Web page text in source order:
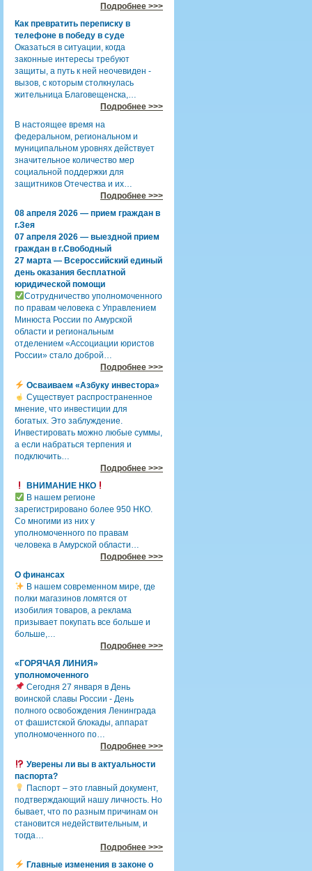
Подробнее >>>
Как превратить переписку в
телефоне в победу в суде
Оказаться в ситуации, когда
законные интересы требуют
защиты, а путь к ней неочевиден -
вызов, с которым столкнулась
жительница Благовещенска,…
Подробнее >>>
В настоящее время на
федеральном, региональном и
муниципальном уровнях действует
значительное количество мер
социальной поддержки для
защитников Отечества и их…
Подробнее >>>
08 апреля 2026 — прием граждан в
г.Зея
07 апреля 2026 — выездной прием
граждан в г.Свободный
27 марта — Всероссийский единый
день оказания бесплатной
юридической помощи
Сотрудничество уполномоченного
по правам человека с Управлением
Минюста России по Амурской
области и региональным
отделением «Ассоциации юристов
России» стало доброй…
Подробнее >>>
Осваиваем «Азбуку инвестора»
Существует распространенное
мнение, что инвестиции для
богатых. Это заблуждение.
Инвестировать можно любые суммы,
а если набраться терпения и
подключить…
Подробнее >>>
ВНИМАНИЕ НКО
В нашем регионе
зарегистрировано более 950 НКО.
Со многими из них у
уполномоченного по правам
человека в Амурской области…
Подробнее >>>
О финансах
В нашем современном мире, где
полки магазинов ломятся от
изобилия товаров, а реклама
призывает покупать все больше и
больше,…
Подробнее >>>
«ГОРЯЧАЯ ЛИНИЯ»
уполномоченного
Сегодня 27 января в День
воинской славы России - День
полного освобождения Ленинграда
от фашистской блокады, аппарат
уполномоченного по…
Подробнее >>>
Уверены ли вы в актуальности
паспорта?
Паспорт – это главный документ,
подтверждающий нашу личность. Но
бывает, что по разным причинам он
становится недействительным, и
тогда…
Подробнее >>>
Главные изменения в законе о